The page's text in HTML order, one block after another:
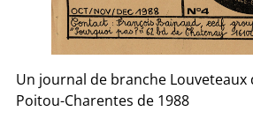
Un journal de branche Louveteaux
Poitou-Charentes de 1988